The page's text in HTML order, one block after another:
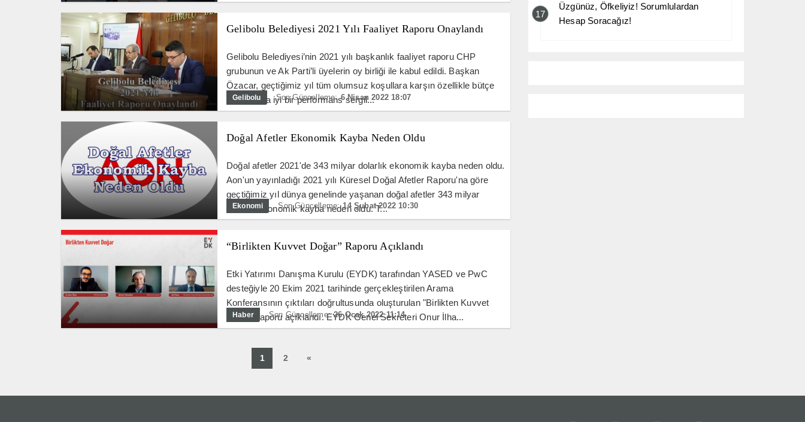
Gelibolu Belediyesi 2021 Yılı Faaliyet Raporu Onaylandı
Gelibolu Belediyesi’nin 2021 yılı başkanlık faaliyet raporu CHP
grubunun ve Ak Parti’li üyelerin oy birliği ile kabul edildi. Başkan
Özacar, geçtiğimiz yıl tüm olumsuz koşullara karşın özellikle bütçe
konusunda iyi bir performans sergil...
Gelibolu Son Güncelleme: 6 Nisan 2022 18:07
Doğal Afetler Ekonomik Kayba Neden Oldu
Doğal afetler 2021'de 343 milyar dolarlık ekonomik kayba neden oldu.
Aon'un yayınladığı 2021 yılı Küresel Doğal Afetler Raporu'na göre
geçtiğimiz yıl dünya genelinde yaşanan doğal afetler 343 milyar
dolarlık ekonomik kayba neden oldu. T...
Ekonomi Son Güncelleme: 14 Şubat 2022 10:30
“Birlikten Kuvvet Doğar” Raporu Açıklandı
Etki Yatırımı Danışma Kurulu (EYDK) tarafından YASED ve PwC
desteğiyle 20 Ekim 2021 tarihinde gerçekleştirilen Arama
Konferansının çıktıları doğrultusunda oluşturulan "Birlikten Kuvvet
Doğar" raporu açıklandı. EYDK Genel Sekreteri Onur İlha...
Haber Son Güncelleme: 26 Ocak 2022 11:14
1 2 «
17
Üzgünüz, Öfkeliyiz! Sorumlulardan
Hesap Soracağız!